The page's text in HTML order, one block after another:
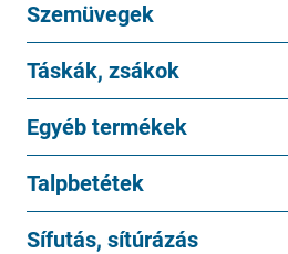
Szemüvegek
Táskák, zsákok
Egyéb termékek
Talpbetétek
Sífutás, sítúrázás